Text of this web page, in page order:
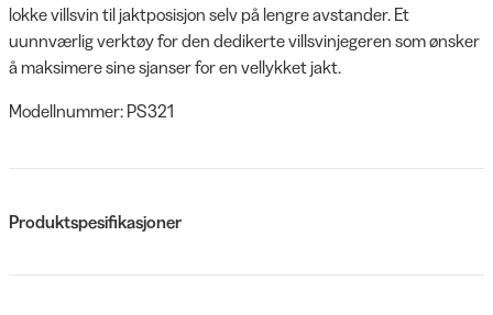
lokke villsvin til jaktposisjon selv på lengre avstander. Et
uunnværlig verktøy for den dedikerte villsvinjegeren som ønsker
å maksimere sine sjanser for en vellykket jakt.
Modellnummer: PS321
Produktspesifikasjoner